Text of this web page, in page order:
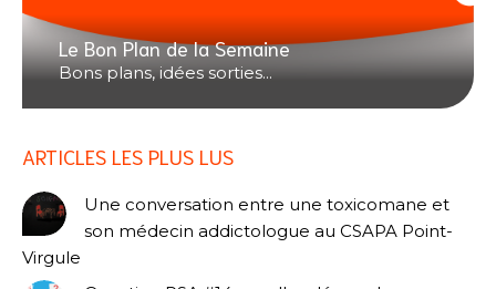
Le Bon Plan de la Semaine
Bons plans, idées sorties...
ARTICLES LES PLUS LUS
Une conversation entre une toxicomane et
son médecin addictologue au CSAPA Point-
Virgule